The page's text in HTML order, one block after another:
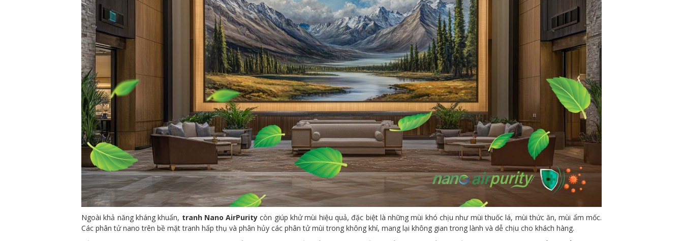
Ngoài khả năng kháng khuẩn, tranh Nano AirPurity còn giúp khử mùi hiệu quả, đặc biệt là những mùi khó chịu như mùi thuốc lá, mùi thức ăn, mùi ẩm mốc.
Các phân tử nano trên bề mặt tranh hấp thụ và phân hủy các phân tử mùi trong không khí, mang lại không gian trong lành và dễ chịu cho khách hàng.